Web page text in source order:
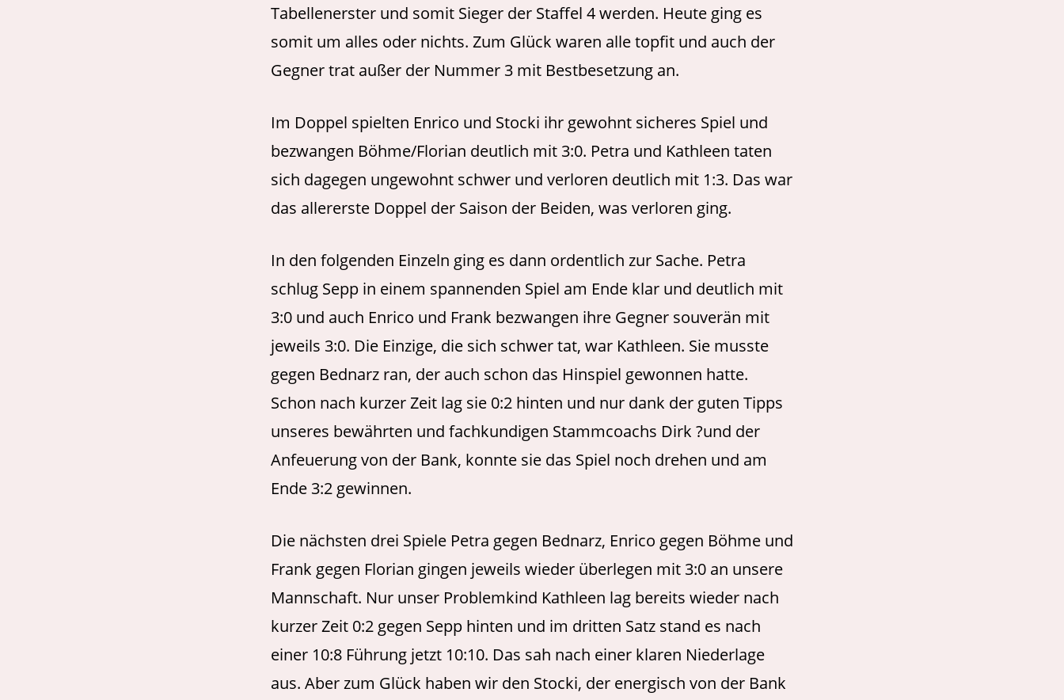
Tabellenerster und somit Sieger der Staffel 4 werden. Heute ging es
somit um alles oder nichts. Zum Glück waren alle topfit und auch der
Gegner trat außer der Nummer 3 mit Bestbesetzung an.
Im Doppel spielten Enrico und Stocki ihr gewohnt sicheres Spiel und
bezwangen Böhme/Florian deutlich mit 3:0. Petra und Kathleen taten
sich dagegen ungewohnt schwer und verloren deutlich mit 1:3. Das war
das allererste Doppel der Saison der Beiden, was verloren ging.
In den folgenden Einzeln ging es dann ordentlich zur Sache. Petra
schlug Sepp in einem spannenden Spiel am Ende klar und deutlich mit
3:0 und auch Enrico und Frank bezwangen ihre Gegner souverän mit
jeweils 3:0. Die Einzige, die sich schwer tat, war Kathleen. Sie musste
gegen Bednarz ran, der auch schon das Hinspiel gewonnen hatte.
Schon nach kurzer Zeit lag sie 0:2 hinten und nur dank der guten Tipps
unseres bewährten und fachkundigen Stammcoachs Dirk ?und der
Anfeuerung von der Bank, konnte sie das Spiel noch drehen und am
Ende 3:2 gewinnen.
Die nächsten drei Spiele Petra gegen Bednarz, Enrico gegen Böhme und
Frank gegen Florian gingen jeweils wieder überlegen mit 3:0 an unsere
Mannschaft. Nur unser Problemkind Kathleen lag bereits wieder nach
kurzer Zeit 0:2 gegen Sepp hinten und im dritten Satz stand es nach
einer 10:8 Führung jetzt 10:10. Das sah nach einer klaren Niederlage
aus. Aber zum Glück haben wir den Stocki, der energisch von der Bank